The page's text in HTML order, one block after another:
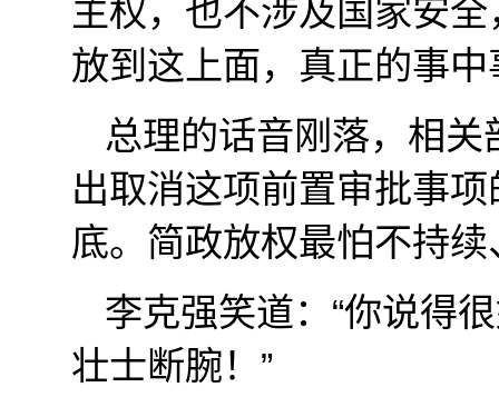
主权，也不涉及国家安
放到这上面，真正的事
总理的话音刚落，相关
出取消这项前置审批事
底。简政放权最怕不持续
李克强笑道：“你说得
壮士断腕！”